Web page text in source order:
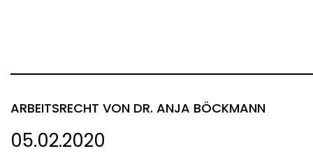
ARBEITSRECHT VON DR. ANJA BÖCKMANN
05.02.2020